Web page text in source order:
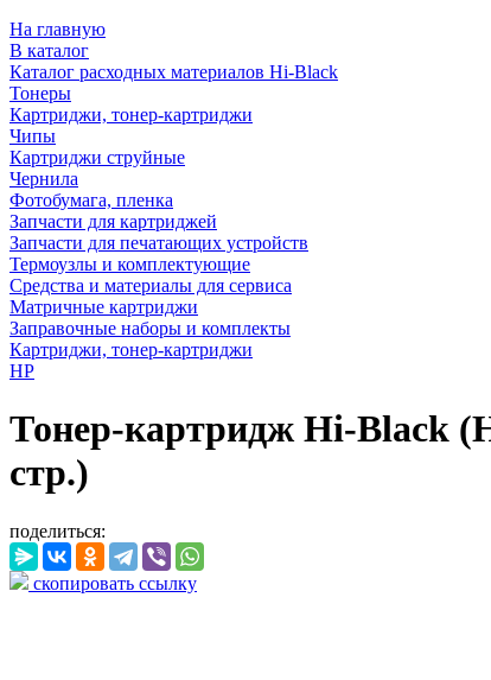
На главную
В каталог
Каталог расходных материалов Hi-Black
Тонеры
Картриджи, тонер-картриджи
Чипы
Картриджи струйные
Чернила
Фотобумага, пленка
Запчасти для картриджей
Запчасти для печатающих устройств
Термоузлы и комплектующие
Средства и материалы для сервиса
Матричные картриджи
Заправочные наборы и комплекты
Картриджи, тонер-картриджи
HP
Тонер-картридж Hi-Black
стр.)
поделиться:
скопировать ссылку